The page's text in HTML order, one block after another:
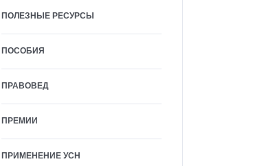
ПОЛЕЗНЫЕ РЕСУРСЫ
ПОСОБИЯ
ПРАВОВЕД
ПРЕМИИ
ПРИМЕНЕНИЕ УСН